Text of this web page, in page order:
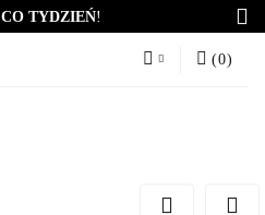
CO TYDZIEŃ!
(0)